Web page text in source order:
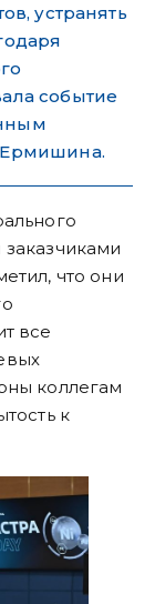
устранять
событие
Ермишина.
что они
все
коллегам
к